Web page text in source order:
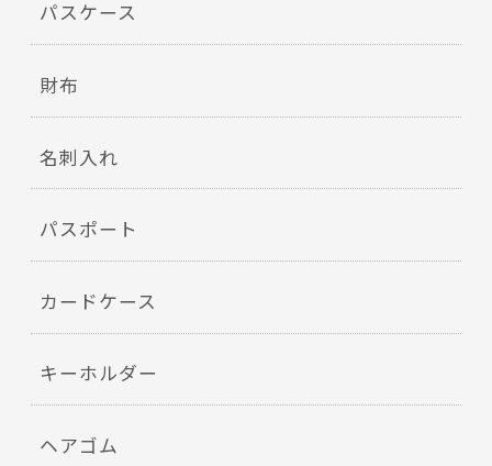
パスケース
財布
名刺入れ
パスポート
カードケース
キーホルダー
ヘアゴム